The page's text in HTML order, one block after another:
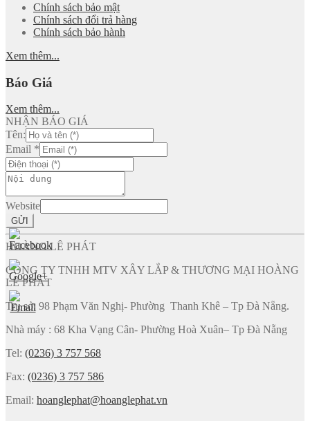
Chính sách bảo mật
Chính sách đổi trả hàng
Chính sách bảo hành
Xem thêm...
Báo Giá
Xem thêm...
NHẬN BÁO GIÁ
Tên:
Email *
Website
GỬI
HOÀNG LÊ PHÁT
CÔNG TY TNHH MTV XÂY LẮP & THƯƠNG MẠI HOÀNG
LÊ PHÁT
Trụ sở: 98 Phạm Văn Nghị- Phường Thanh Khê – Tp Đà Nẵng.
Nhà máy : 68 Kha Vạng Cân- Phường Hoà Xuân– Tp Đà Nẵng
Tel: (0236) 3 757 568
Fax: (0236) 3 757 586
Email: hoanglephat@hoanglephat.vn